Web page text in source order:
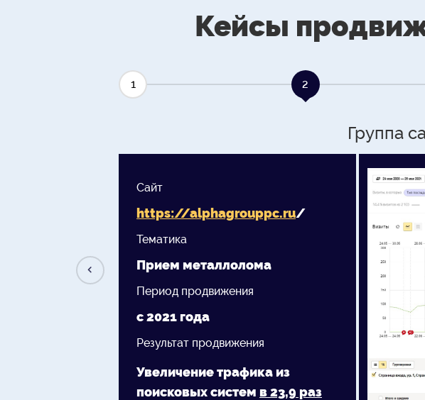
Кейсы
1 2
Группа
Сайт
https://alphagrouppc.ru/
Тематика
Прием металлолома
Период продвижения
с 2021 года
Результат продвижения
Увеличение трафика из
поисковых систем в 23,9 раз